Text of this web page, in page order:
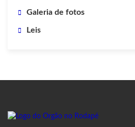
Galeria de fotos
Leis